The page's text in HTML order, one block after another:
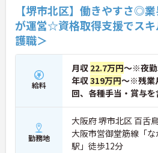
【堺市北区】働きやすさ◎
が運営☆資格取得支援でス
護職＞
給料
月収 22.7万円～※夜
年収319万円～※残業
回、各種手当・賞与
勤務地
大阪府 堺市北区 百舌
大阪市営御堂筋線「
駅」徒歩12分